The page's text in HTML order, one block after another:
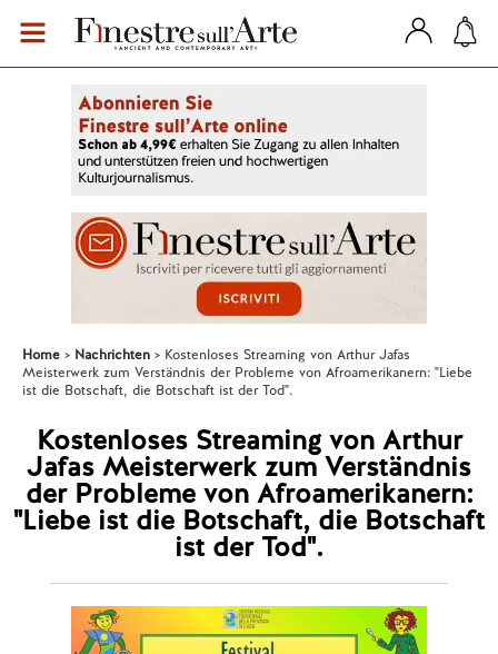
Home Nachrichten
Kostenloses Streaming von Arthur Jafas
Meisterwerk zum Verständnis der Probleme von Afroamerikanern: "Liebe
ist die Botschaft, die Botschaft ist der Tod".
Kostenloses Streaming von Arthur
Jafas Meisterwerk zum Verständnis
der Probleme von Afroamerikanern:
"Liebe ist die Botschaft, die Botschaft
ist der Tod".